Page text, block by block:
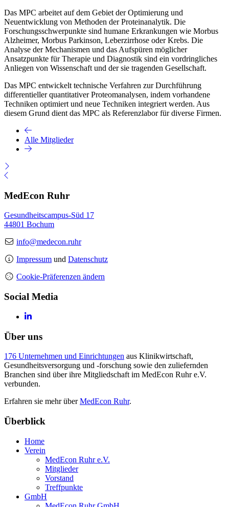
Das MPC arbeitet auf dem Gebiet der Optimierung und
Neuentwicklung von Methoden der Proteinanalytik. Die
Forschungsschwerpunkte sind humane Erkrankungen wie Morbus
Alzheimer, Morbus Parkinson, Leberzirrhose oder Krebs. Die
Analyse der Mechanismen und das Aufspüren möglicher
Ansatzpunkte für Therapie und Diagnostik sind ein vordringliches
Anliegen von Wissenschaft und der sie tragenden Gesellschaft.
Das MPC entwickelt technische Verfahren zur Durchführung
differentieller quantitativer Proteomanalysen, indem vorhandene
Techniken optimiert und neue Techniken integriert werden. Aus
diesem Grund dient das MPC als Referenzlabor für diverse Firmen.
Alle Mitglieder
MedEcon Ruhr
Gesundheitscampus-Süd 17
44801 Bochum
info@medecon.ruhr
Impressum und Datenschutz
Cookie-Präferenzen ändern
Social Media
Über uns
176 Unternehmen und Einrichtungen aus Klinikwirtschaft,
Gesundheitsversorgung und -forschung sowie den zuliefernden
Branchen sind über ihre Mitgliedschaft im MedEcon Ruhr e.V.
verbunden.
Erfahren sie mehr überMedEcon Ruhr.
Überblick
Home
Verein
MedEcon Ruhr e.V.
Mitglieder
Vorstand
Treffpunkte
GmbH